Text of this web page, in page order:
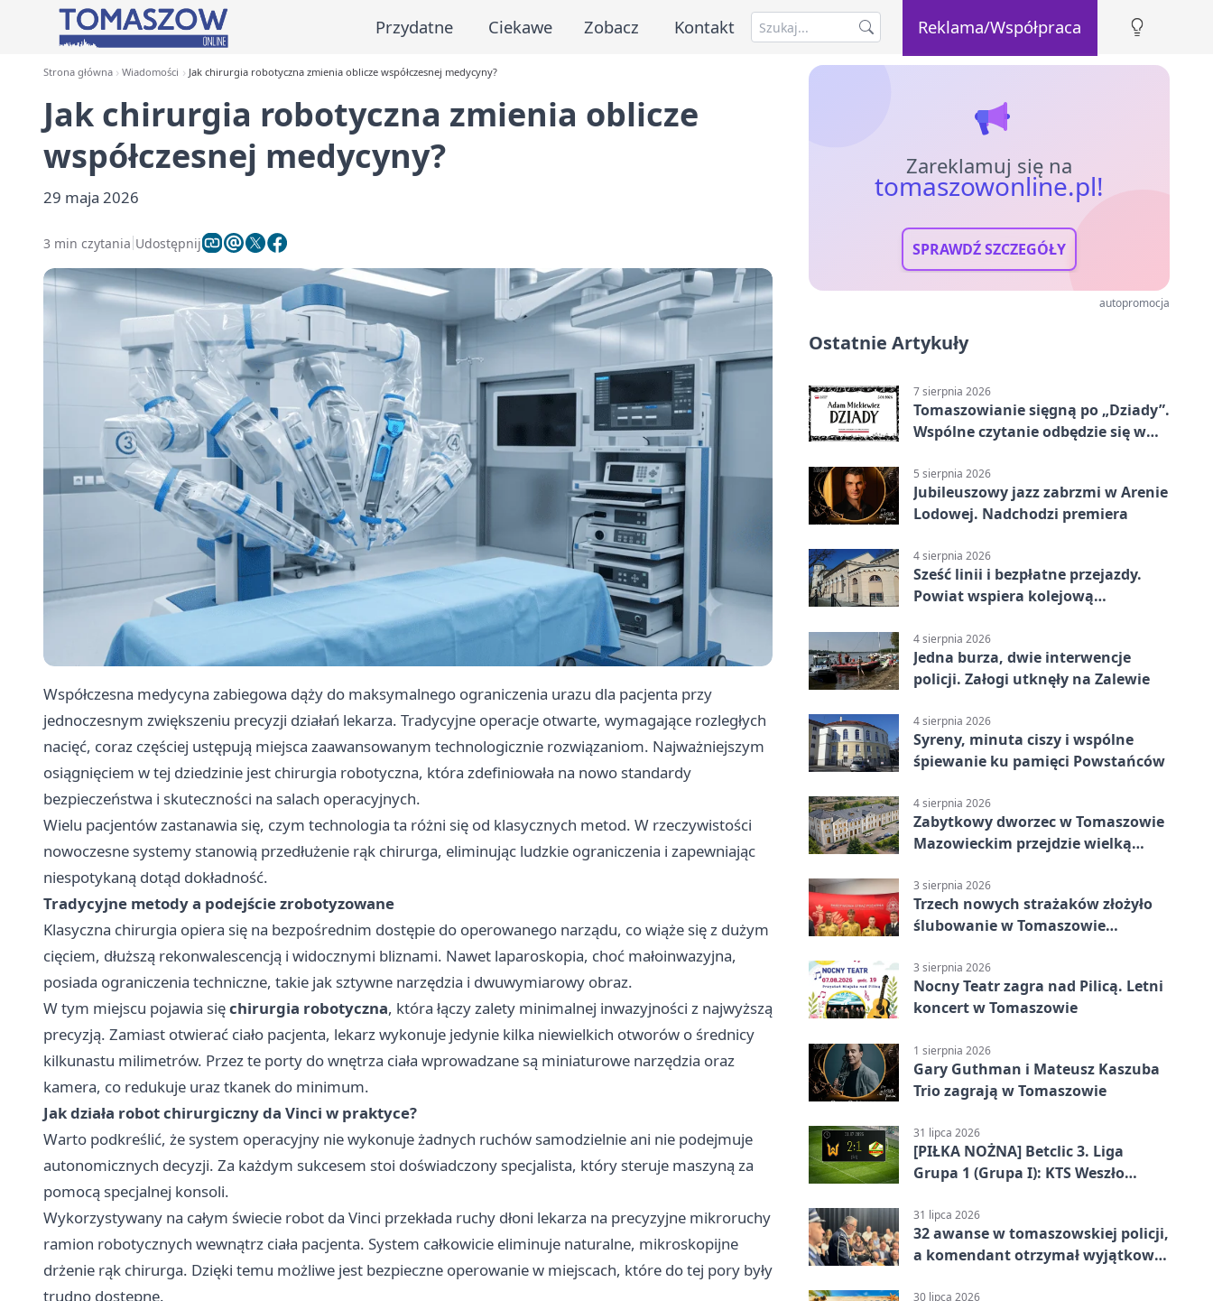
Przydatne Ciekawe Zobacz Kontakt Reklama/Współpraca
Strona główna Wiadomości Jak chirurgia robotyczna zmienia oblicze współczesnej medycyny?
Jak chirurgia robotyczna zmienia oblicze
współczesnej medycyny?
29 maja 2026
3 min czytania Udostępnij
Współczesna medycyna zabiegowa dąży do maksymalnego ograniczenia urazu dla pacjenta przy
jednoczesnym zwiększeniu precyzji działań lekarza. Tradycyjne operacje otwarte, wymagające rozległych
nacięć, coraz częściej ustępują miejsca zaawansowanym technologicznie rozwiązaniom. Najważniejszym
osiągnięciem w tej dziedzinie jest chirurgia robotyczna, która zdefiniowała na nowo standardy
bezpieczeństwa i skuteczności na salach operacyjnych.
Wielu pacjentów zastanawia się, czym technologia ta różni się od klasycznych metod. W rzeczywistości
nowoczesne systemy stanowią przedłużenie rąk chirurga, eliminując ludzkie ograniczenia i zapewniając
niespotykaną dotąd dokładność.
Tradycyjne metody a podejście zrobotyzowane
Klasyczna chirurgia opiera się na bezpośrednim dostępie do operowanego narządu, co wiąże się z dużym
cięciem, dłuższą rekonwalescencją i widocznymi bliznami. Nawet laparoskopia, choć małoinwazyjna,
posiada ograniczenia techniczne, takie jak sztywne narzędzia i dwuwymiarowy obraz.
W tym miejscu pojawia sięchirurgia robotyczna, która łączy zalety minimalnej inwazyjności z najwyższą
precyzją. Zamiast otwierać ciało pacjenta, lekarz wykonuje jedynie kilka niewielkich otworów o średnicy
kilkunastu milimetrów. Przez te porty do wnętrza ciała wprowadzane są miniaturowe narzędzia oraz
kamera, co redukuje uraz tkanek do minimum.
Jak działa robot chirurgiczny da Vinci w praktyce?
Warto podkreślić, że system operacyjny nie wykonuje żadnych ruchów samodzielnie ani nie podejmuje
autonomicznych decyzji. Za każdym sukcesem stoi doświadczony specjalista, który steruje maszyną za
pomocą specjalnej konsoli.
Wykorzystywany na całym świecie robot da Vinci przekłada ruchy dłoni lekarza na precyzyjne mikroruchy
ramion robotycznych wewnątrz ciała pacjenta. System całkowicie eliminuje naturalne, mikroskopijne
drżenie rąk chirurga. Dzięki temu możliwe jest bezpieczne operowanie w miejscach, które do tej pory były
trudno dostępne.
Zareklamuj się na
tomaszowonline.pl!
SPRAWDŹ SZCZEGÓŁY
autopromocja
Ostatnie Artykuły
7 sierpnia 2026
Tomaszowianie sięgną po „Dziady”.
Wspólne czytanie odbędzie się w
5 sierpnia 2026
Jubileuszowy jazz zabrzmi w Arenie
Lodowej. Nadchodzi premiera
4 sierpnia 2026
Sześć linii i bezpłatne przejazdy.
Powiat wspiera kolejową
4 sierpnia 2026
Jedna burza, dwie interwencje
policji. Załogi utknęły na Zalewie
4 sierpnia 2026
Syreny, minuta ciszy i wspólne
śpiewanie ku pamięci Powstańców
4 sierpnia 2026
Zabytkowy dworzec w Tomaszowie
Mazowieckim przejdzie wielką
wykonawcy
3 sierpnia 2026
Trzech nowych strażaków złożyło
ślubowanie w Tomaszowie
3 sierpnia 2026
Nocny Teatr zagra nad Pilicą. Letni
koncert w Tomaszowie
1 sierpnia 2026
Gary Guthman i Mateusz Kaszuba
Trio zagrają w Tomaszowie
31 lipca 2026
[PIŁKA NOŻNA] Betclic 3. Liga
Grupa 1 (Grupa I): KTS Weszło
Mazowiecki 2:1
31 lipca 2026
32 awanse w tomaszowskiej policji,
a komendant otrzymał wyjątkowy
30 lipca 2026